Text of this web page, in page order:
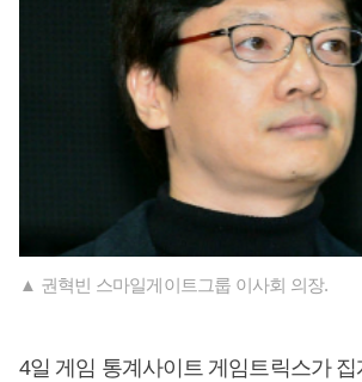
▲ 권혁빈 스마일게이트그룹 이사회 의장.
4일 게임 통계사이트 게임트릭스가